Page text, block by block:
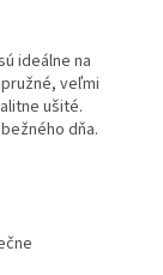
ideálne na
veľmi
ušité.
dňa.